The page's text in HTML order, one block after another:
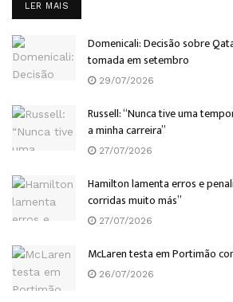
LER MAIS
Domenicali: Decisão sobre
tomada em setembro
29/07/2026
Russell: “Nunca tive uma
a minha carreira”
27/07/2026
Hamilton lamenta erros e
corridas muito más”
27/07/2026
McLaren testa em Portimão
26/07/2026